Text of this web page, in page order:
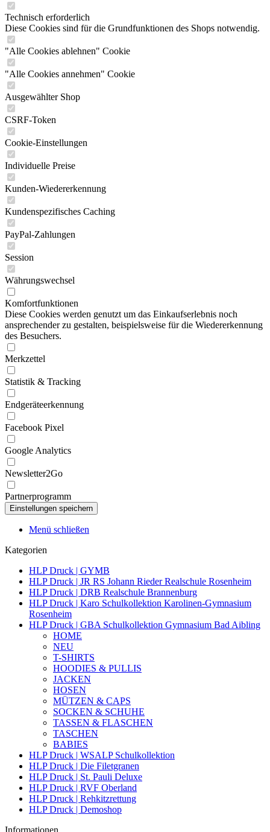
Technisch erforderlich
Diese Cookies sind für die Grundfunktionen des Shops notwendig.
"Alle Cookies ablehnen" Cookie
"Alle Cookies annehmen" Cookie
Ausgewählter Shop
CSRF-Token
Cookie-Einstellungen
Individuelle Preise
Kunden-Wiedererkennung
Kundenspezifisches Caching
PayPal-Zahlungen
Session
Währungswechsel
Komfortfunktionen
Diese Cookies werden genutzt um das Einkaufserlebnis noch
ansprechender zu gestalten, beispielsweise für die Wiedererkennung
des Besuchers.
Merkzettel
Statistik & Tracking
Endgeräteerkennung
Facebook Pixel
Google Analytics
Newsletter2Go
Partnerprogramm
Menü schließen
Kategorien
HLP Druck | GYMB
HLP Druck | JR RS Johann Rieder Realschule Rosenheim
HLP Druck | DRB Realschule Brannenburg
HLP Druck | Karo Schulkollektion Karolinen-Gymnasium
Rosenheim
HLP Druck | GBA Schulkollektion Gymnasium Bad Aibling
HOME
NEU
T-SHIRTS
HOODIES & PULLIS
JACKEN
HOSEN
MÜTZEN & CAPS
SOCKEN & SCHUHE
TASSEN & FLASCHEN
TASCHEN
BABIES
HLP Druck | WSALP Schulkollektion
HLP Druck | Die Filetgranen
HLP Druck | St. Pauli Deluxe
HLP Druck | RVF Oberland
HLP Druck | Rehkitzrettung
HLP Druck | Demoshop
Informationen